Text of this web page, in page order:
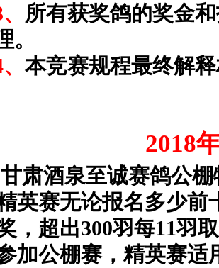
、 所有获奖鸽的奖金
。
、 本竞赛规程最终解
2018
甘肃酒泉至诚赛鸽公
英赛无论报名多少前
，超出300羽每11羽
加公棚赛，精英赛适